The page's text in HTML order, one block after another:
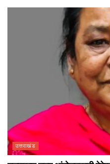
उत्तराखंड